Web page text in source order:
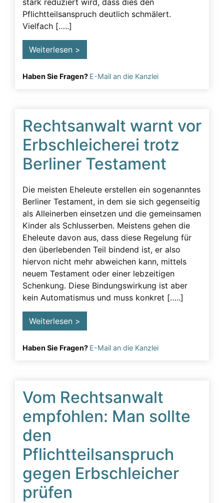
stark reduziert wird, dass dies den
Pflichtteilsanspruch deutlich schmälert.
Vielfach […..]
Weiterlesen >
Haben Sie Fragen? E-Mail an die Kanzlei
Rechtsanwalt warnt vor
Erbschleicherei trotz
Berliner Testament
Die meisten Eheleute erstellen ein sogenanntes
Berliner Testament, in dem sie sich gegenseitig
als Alleinerben einsetzen und die gemeinsamen
Kinder als Schlusserben. Meistens gehen die
Eheleute davon aus, dass diese Regelung für
den überlebenden Teil bindend ist, er also
hiervon nicht mehr abweichen kann, mittels
neuem Testament oder einer lebzeitigen
Schenkung. Diese Bindungswirkung ist aber
kein Automatismus und muss konkret […..]
Weiterlesen >
Haben Sie Fragen? E-Mail an die Kanzlei
Vom Rechtsanwalt
empfohlen: Man sollte
den
Pflichtteilsanspruch
gegen Erbschleicher
prüfen